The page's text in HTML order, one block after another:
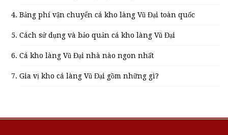
Bảng phí vận chuyển cá kho làng Vũ Đại toàn quốc
Cách sử dụng và bảo quản cá kho làng Vũ Đại
Cá kho làng Vũ Đại nhà nào ngon nhất
Gia vị kho cá làng Vũ Đại gồm những gì?